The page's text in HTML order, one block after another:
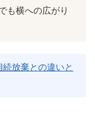
も横への広がり
放棄との違いと